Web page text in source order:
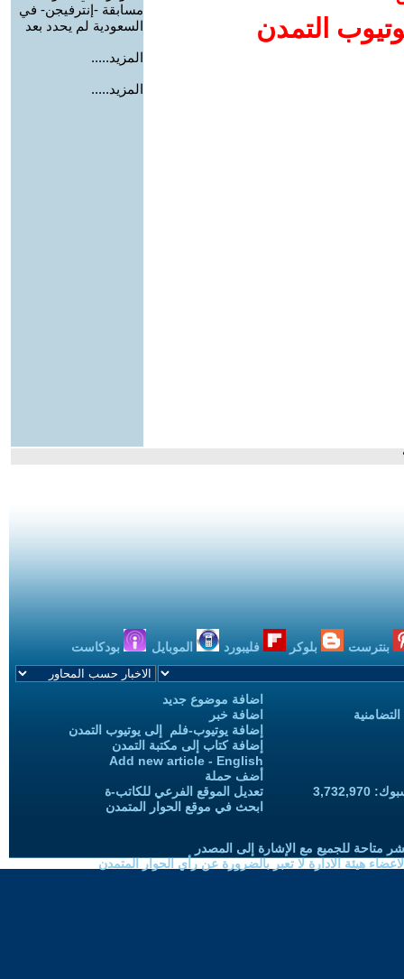
التمدن
مسابقة -إنترفيجن- في
السعودية لم يحدد بعد
المزيد.....
المزيد.....
بنترست بلوكر فليبورد الموبايل بودكاست
اضافة موضوع جديد
اضافة خبر
إضافة يوتيوب-فلم إلى يوتيوب التمدن
إضافة كتاب إلى مكتبة التمدن
Add new article - English
أضف حملة
تعديل الموقع الفرعي للكاتب-ة
ابحث في موقع الحوار المتمدن
متاحة للجميع مع الإشارة إلى المصدر
هيئة الادارة لا تعبر بالضرورة عن رأي الحوار المتمدن